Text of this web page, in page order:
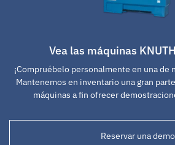
Vea las máquinas
¡Compruébelo personalmente en una de
Mantenemos en inventario una gran
máquinas a fin ofrecer
Reservar una demo